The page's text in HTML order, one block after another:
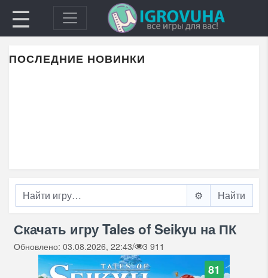
☰
ПОСЛЕДНИЕ НОВИНКИ
⚙️
Скачать игру Tales of Seikyu на ПК
Обновлено: 03.08.2026, 22:43/ 3 911
81